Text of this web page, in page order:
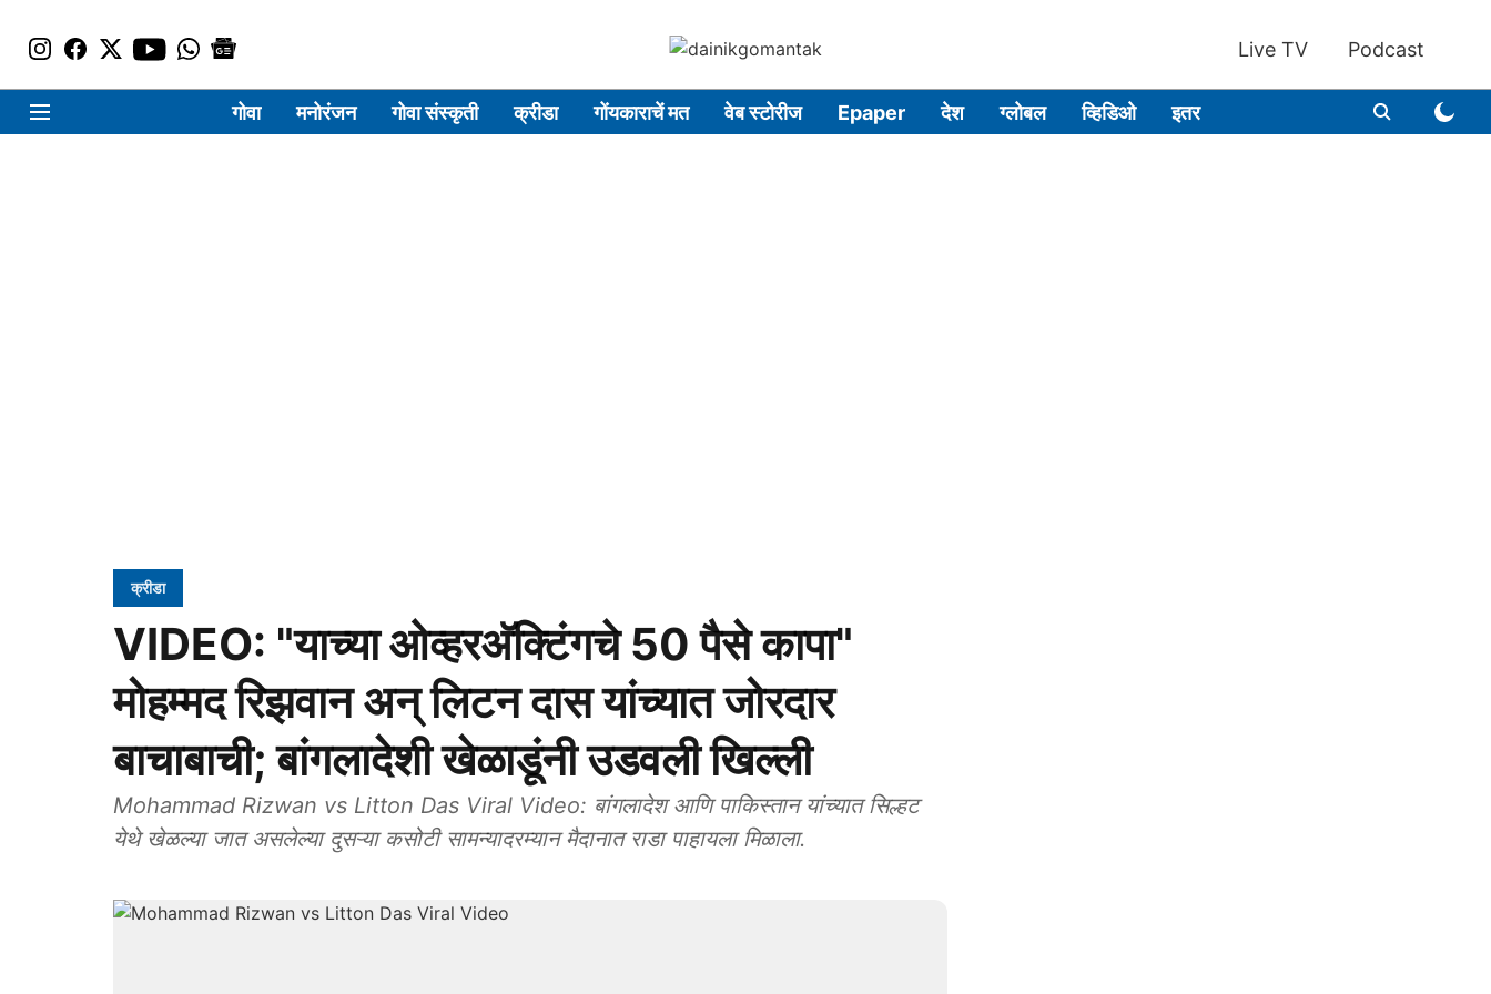
Live TV Podcast
गोवा मनोरंजन गोवा संस्कृती क्रीडा गोंयकाराचें मत वेब स्टोरीज Epaper देश ग्लोबल व्हिडिओ इतर
क्रीडा
VIDEO: "याच्या ओव्हरअ‍ॅक्टिंगचे 50 पैसे कापा"
मोहम्मद रिझवान अन् लिटन दास यांच्यात जोरदार
बाचाबाची; बांगलादेशी खेळाडूंनी उडवली खिल्ली
Mohammad Rizwan vs Litton Das Viral Video: बांगलादेश आणि पाकिस्तान यांच्यात सिल्हट
येथे खेळल्या जात असलेल्या दुसऱ्या कसोटी सामन्यादरम्यान मैदानात राडा पाहायला मिळाला.